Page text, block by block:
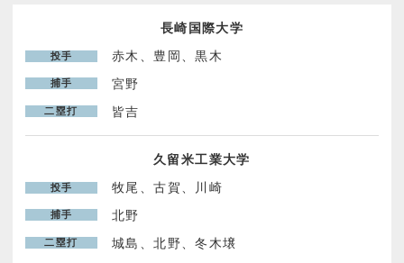
お問い合わせ
プライバシーポリシー
長崎国際大学
投手 赤木、豊岡、黒木
捕手 宮野
二塁打 皆吉
久留米工業大学
投手 牧尾、古賀、川崎
捕手 北野
二塁打 城島、北野、冬木壌